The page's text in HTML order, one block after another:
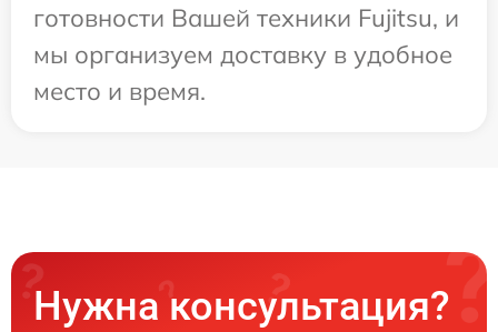
готовности Вашей техники Fujitsu, и
мы организуем доставку в удобное
место и время.
Нужна консультация?